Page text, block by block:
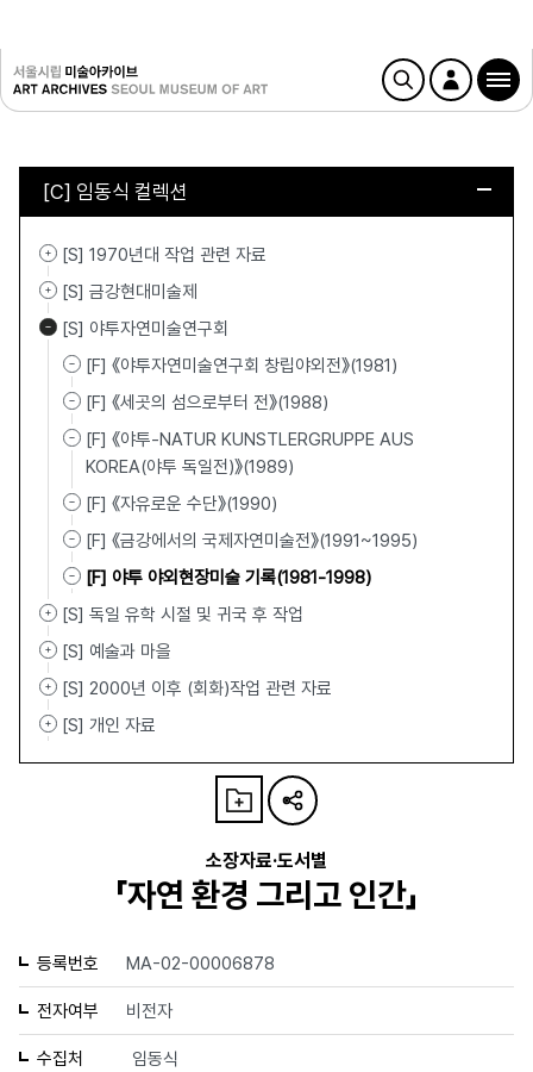
[C] 임동식 컬렉션
[S] 1970년대 작업 관련 자료
[S] 금강현대미술제
[S] 야투자연미술연구회
[F] 《야투자연미술연구회 창립야외전》(1981)
[F] 《세곳의 섬으로부터 전》(1988)
[F] 《야투-NATUR KUNSTLERGRUPPE AUS
KOREA(야투 독일전)》(1989)
[F] 《자유로운 수단》(1990)
[F] 《금강에서의 국제자연미술전》(1991~1995)
[F] 야투 야외현장미술 기록(1981-1998)
[S] 독일 유학 시절 및 귀국 후 작업
[S] 예술과 마을
[S] 2000년 이후 (회화)작업 관련 자료
[S] 개인 자료
소장자료·도서별
「자연 환경 그리고 인간」
등록번호 MA-02-00006878
전자여부 비전자
수집처 임동식